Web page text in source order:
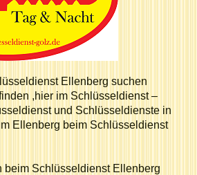
Ellenberg suchen
,hier im Schlüsseldienst –
und Schlüsseldienste in
Ellenberg beim Schlüsseldienst
beim Schlüsseldienst Ellenberg